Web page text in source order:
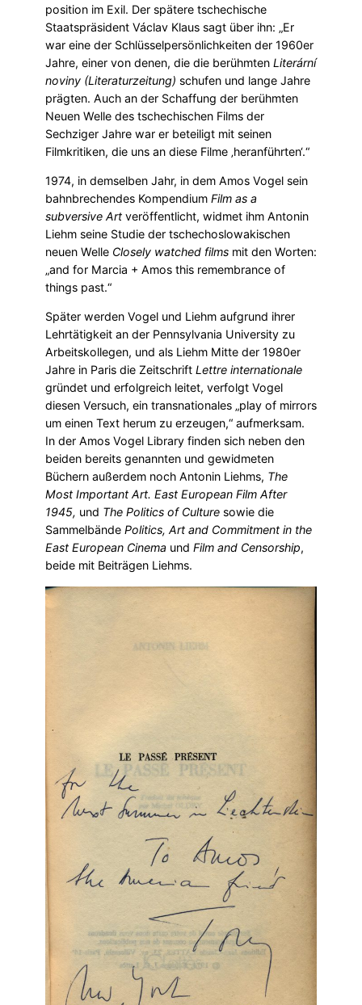
position im Exil. Der spätere tschechische
Staatspräsident Václav Klaus sagt über ihn: „Er
war eine der Schlüsselpersönlichkeiten der 1960er
Jahre, einer von denen, die die berühmten Literární
noviny (Literaturzeitung) schufen und lange Jahre
prägten. Auch an der Schaffung der berühmten
Neuen Welle des tschechischen Films der
Sechziger Jahre war er beteiligt mit seinen
Filmkritiken, die uns an diese Filme ‚heranführten‘.“
1974, in demselben Jahr, in dem Amos Vogel sein
bahnbrechendes Kompendium Film as a
subversive Art veröffentlicht, widmet ihm Antonin
Liehm seine Studie der tschechoslowakischen
neuen Welle Closely watched films mit den Worten:
„and for Marcia + Amos this remembrance of
things past.“
Später werden Vogel und Liehm aufgrund ihrer
Lehrtätigkeit an der Pennsylvania University zu
Arbeitskollegen, und als Liehm Mitte der 1980er
Jahre in Paris die Zeitschrift Lettre internationale
gründet und erfolgreich leitet, verfolgt Vogel
diesen Versuch, ein transnationales „play of mirrors
um einen Text herum zu erzeugen,“ aufmerksam.
In der Amos Vogel Library finden sich neben den
beiden bereits genannten und gewidmeten
Büchern außerdem noch Antonin Liehms, The
Most Important Art. East European Film After
1945, und The Politics of Culture sowie die
Sammelbände Politics, Art and Commitment in the
East European Cinema und Film and Censorship,
beide mit Beiträgen Liehms.